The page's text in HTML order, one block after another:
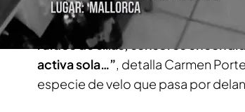
“Ella dice que ha notado
ruidos de sillas, sensores
activa sola…”, detalla Carmen
especie de velo que pasa por